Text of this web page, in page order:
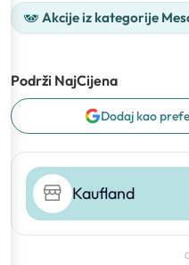
Akcije iz kategorije
Podrži NajCijena
Dodaj kao
Kaufland